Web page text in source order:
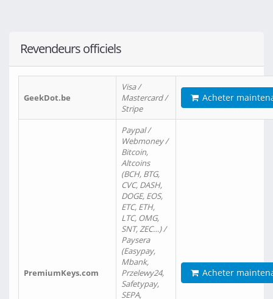
Revendeurs officiels
GeekDot.be
Visa /
Mastercard /
Stripe
Acheter
PremiumKeys.com
Paypal /
Webmoney /
Bitcoin,
Altcoins
(BCH, BTG,
CVC, DASH,
DOGE, EOS,
ETC, ETH,
LTC, OMG,
SNT, ZEC…) /
Paysera
(Easypay,
Mbank,
Przelewy24,
Safetypay,
SEPA,
Acheter